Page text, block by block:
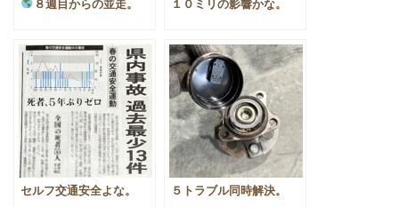
セルフ交通安全よな。 ５トラブル同時解決。